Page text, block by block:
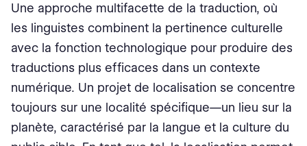
Une approche multifacette de la traduction, où
les linguistes combinent la pertinence culturelle
avec la fonction technologique pour produire des
traductions plus efficaces dans un contexte
numérique. Un projet de localisation se concentre
toujours sur une localité spécifique⁠—un lieu sur la
planète, caractérisé par la langue et la culture du